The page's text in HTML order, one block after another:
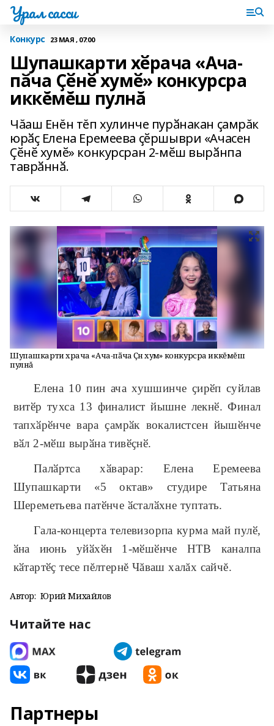
Урал сасси
Конкурс 23 МАЯ , 07:00
Шупашкарти хӗрача «Ача-
пӑча Ҫӗнӗ хумӗ» конкурсра
иккĕмĕш пулнă
Чăаш Енĕн тĕп хулинче пурӑнакан ҫамрăк
юрӑҫ Елена Еремеева ҫӗршыври «Ачасен
Ҫӗнӗ хумӗ» конкурсран 2-мӗш вырӑнпа
таврӑннӑ.
Шупашкарти хӗрача «Ача-пӑча Ҫӗнӗ хумӗ» конкурсра иккĕмĕш
пулнă
Елена 10 пин ача хушшинче ҫирӗп суйлав
витӗр тухса 13 финалист йышне лекнӗ. Финал
тапхӑрӗнче вара ҫамрӑк вокалистсен йышӗнче
вӑл 2-мӗш вырӑна тивӗҫнӗ.
Палӑртса хӑварар: Елена Еремеева
Шупашкарти «5 октав» студире Татьяна
Шереметьева патӗнче ӑсталӑхне туптать.
Гала-концерта телевизорпа курма май пулӗ,
ӑна июнь уйӑхӗн 1-мӗшӗнче НТВ каналпа
кӑтартӗҫ тесе пĕлтернĕ Чăваш халăх сайчĕ.
Автор: Юрий Михайлов
Читайте нас
Партнеры